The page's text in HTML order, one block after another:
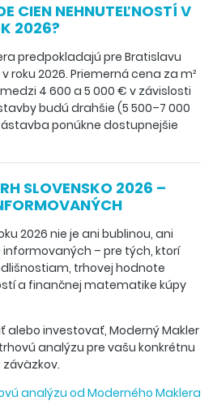
CIEN NEHNUTEĽNOSTÍ V
2026?
predpokladajú pre Bratislavu
roku 2026. Priemerná cena za m²
4 600 a 5 000 € v závislosti
budú drahšie (5 500–7 000
ponúkne dostupnejšie
SLOVENSKO 2026 –
2026 nie je ani bublinou, ani
– pre tých, ktorí
trhovej hodnote
a finančnej matematike kúpy
alebo investovať, Moderný Makler
analýzu pre vašu konkrétnu
analýzu od Moderného Maklera